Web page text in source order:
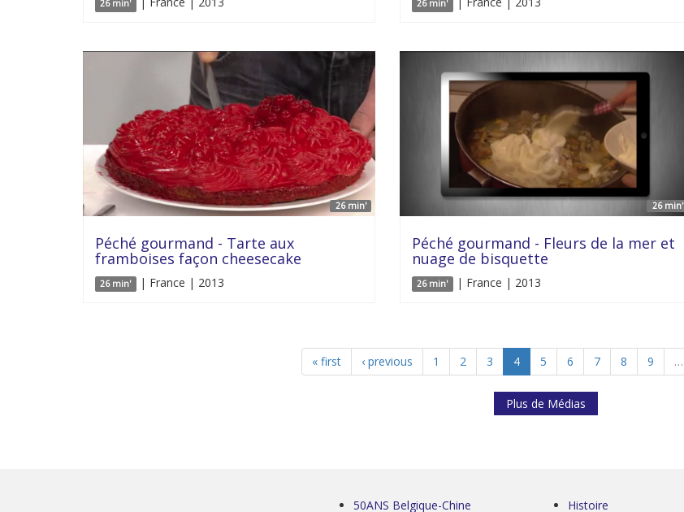
26 min' 26 min'
26 min'
Péché gourmand - Tarte aux
framboises façon cheesecake
26 min' | France | 2013
26 min'
Péché gourmand - Fleurs de la mer et
nuage de bisquette
26 min' | France | 2013
« first ‹ previous 1 2 3 4 5 6 7 8 9 …
Plus de Médias
50ANS Belgique-Chine Histoire